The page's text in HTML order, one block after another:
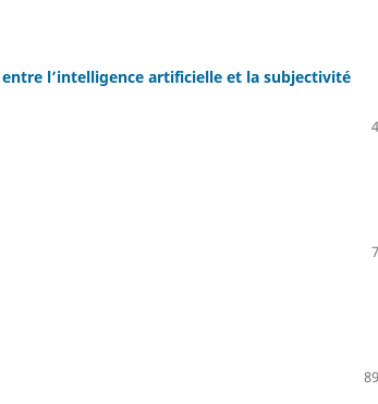
l’intelligence artificielle et la subjectivité